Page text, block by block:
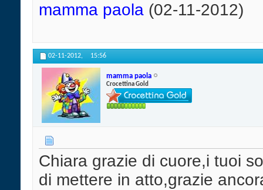
mamma paola (02-11-2012)
02-11-2012, 15:56
mamma paola
Crocettina Gold
Chiara grazie di cuore,i tuoi
di mettere in atto,grazie